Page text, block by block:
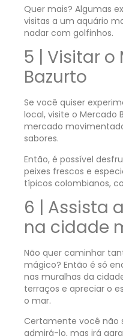
Quer mais? Algumas
visitas a um aquário
nadar com golfinhos.
5 | Visitar o
Bazurto
Se você quiser
local, visite o Mercado
mercado
sabores.
Então, é possível
peixes frescos e
típicos colombianos,
6 | Assista
na cidade
Não quer caminhar
mágico? Então é só
nas muralhas da
terraços e apreciar o
o mar.
Certamente você não
admirá-lo, mas irá